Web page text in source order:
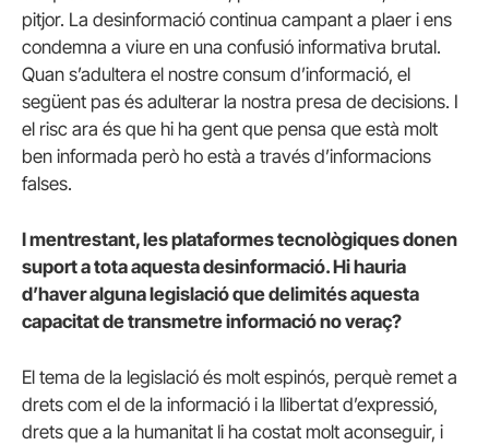
pitjor. La desinformació continua campant a plaer i ens
condemna a viure en una confusió informativa brutal.
Quan s’adultera el nostre consum d’informació, el
següent pas és adulterar la nostra presa de decisions. I
el risc ara és que hi ha gent que pensa que està molt
ben informada però ho està a través d’informacions
falses.
I mentrestant, les plataformes tecnològiques donen
suport a tota aquesta desinformació. Hi hauria
d’haver alguna legislació que delimités aquesta
capacitat de transmetre informació no veraç?
El tema de la legislació és molt espinós, perquè remet a
drets com el de la informació i la llibertat d’expressió,
drets que a la humanitat li ha costat molt aconseguir, i